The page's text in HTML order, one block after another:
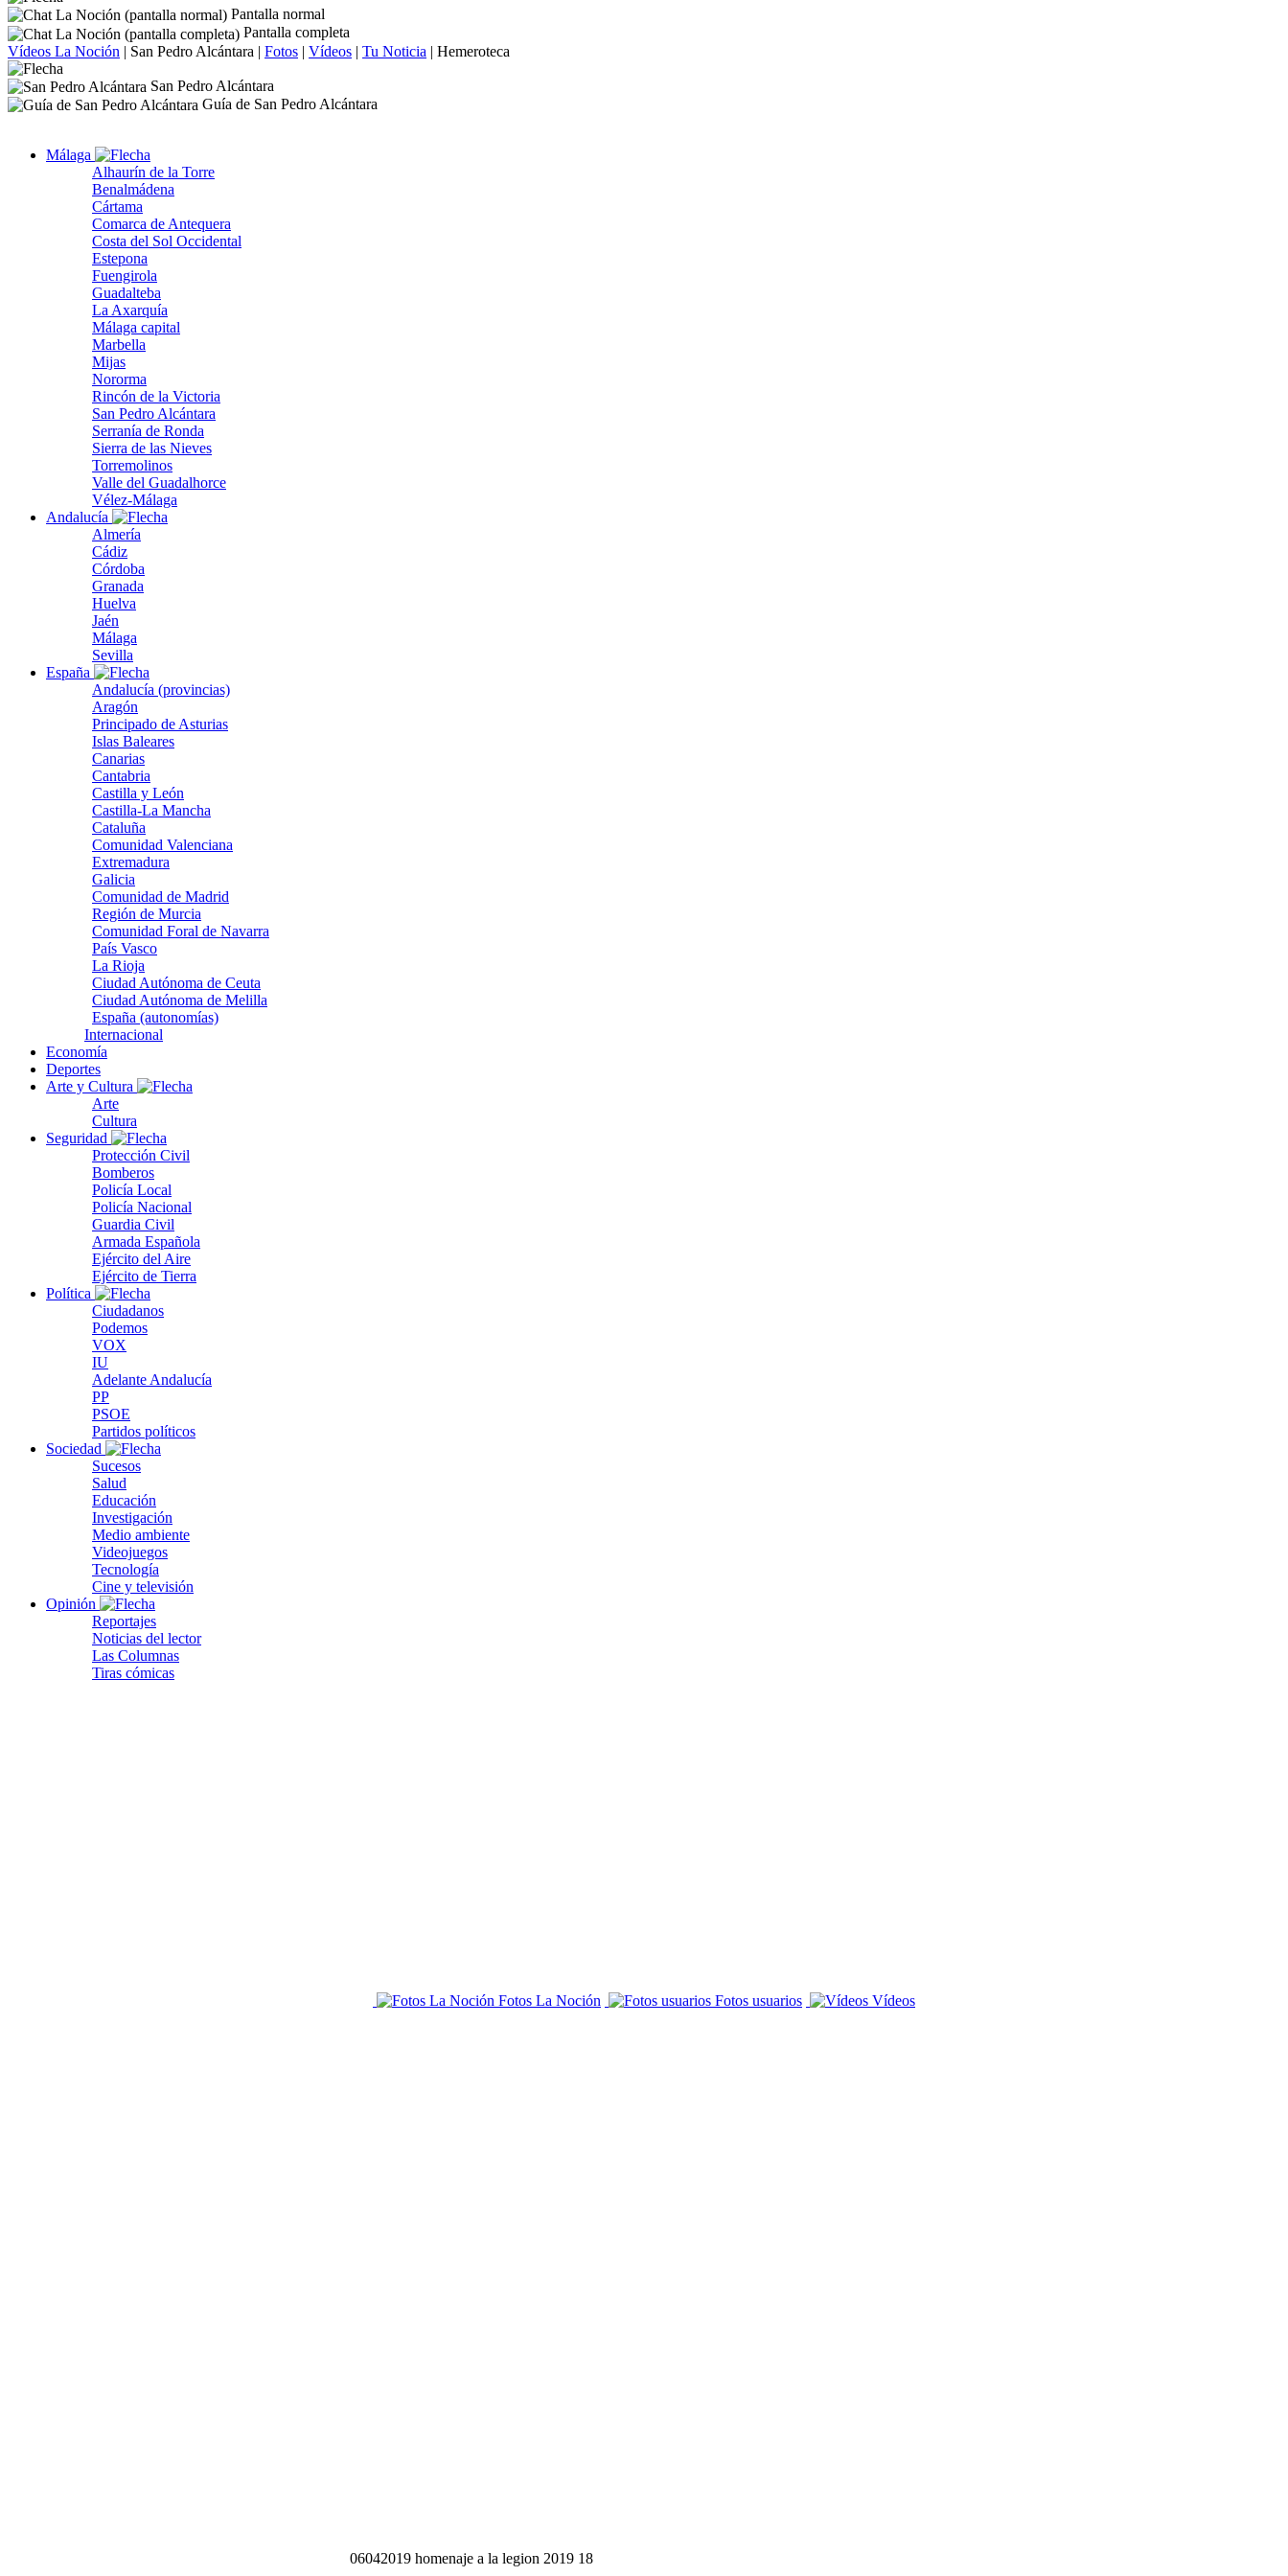
Pantalla normal
Pantalla completa
Vídeos La Noción | San Pedro Alcántara | Fotos | Vídeos | Tu Noticia | Hemeroteca
San Pedro Alcántara
Guía de San Pedro Alcántara
Málaga
Alhaurín de la Torre
Benalmádena
Cártama
Comarca de Antequera
Costa del Sol Occidental
Estepona
Fuengirola
Guadalteba
La Axarquía
Málaga capital
Marbella
Mijas
Nororma
Rincón de la Victoria
San Pedro Alcántara
Serranía de Ronda
Sierra de las Nieves
Torremolinos
Valle del Guadalhorce
Vélez-Málaga
Andalucía
Almería
Cádiz
Córdoba
Granada
Huelva
Jaén
Málaga
Sevilla
España
Andalucía (provincias)
Aragón
Principado de Asturias
Islas Baleares
Canarias
Cantabria
Castilla y León
Castilla-La Mancha
Cataluña
Comunidad Valenciana
Extremadura
Galicia
Comunidad de Madrid
Región de Murcia
Comunidad Foral de Navarra
País Vasco
La Rioja
Ciudad Autónoma de Ceuta
Ciudad Autónoma de Melilla
España (autonomías)
Internacional
Economía
Deportes
Arte y Cultura
Arte
Cultura
Seguridad
Protección Civil
Bomberos
Policía Local
Policía Nacional
Guardia Civil
Armada Española
Ejército del Aire
Ejército de Tierra
Política
Ciudadanos
Podemos
VOX
IU
Adelante Andalucía
PP
PSOE
Partidos políticos
Sociedad
Sucesos
Salud
Educación
Investigación
Medio ambiente
Videojuegos
Tecnología
Cine y televisión
Opinión
Reportajes
Noticias del lector
Las Columnas
Tiras cómicas
Fotos La Noción Fotos usuarios Vídeos
06042019 homenaje a la legion 2019 18